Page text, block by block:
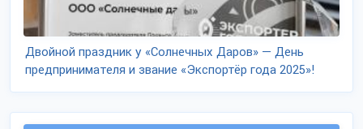
Двойной праздник у «Солнечных Даров» — День
предпринимателя и звание «Экспортёр года 2025»!